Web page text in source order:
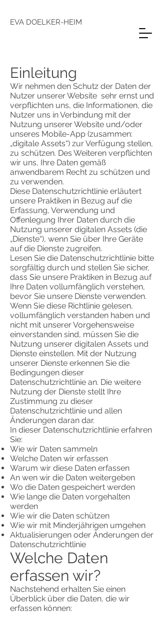
EVA DOELKER-HEIM
Einleitung
Wir nehmen den Schutz der Daten der
Nutzer unserer Website sehr ernst und
verpflichten uns, die Informationen, die
Nutzer uns in Verbindung mit der
Nutzung unserer Website und/oder
unseres Mobile-App (zusammen:
„digitale Assets“) zur Verfügung stellen,
zu schützen. Des Weiteren verpflichten
wir uns, Ihre Daten gemäß
anwendbarem Recht zu schützen und
zu verwenden.
Diese Datenschutzrichtlinie erläutert
unsere Praktiken in Bezug auf die
Erfassung, Verwendung und
Offenlegung Ihrer Daten durch die
Nutzung unserer digitalen Assets (die
„Dienste“), wenn Sie über Ihre Geräte
auf die Dienste zugreifen.
Lesen Sie die Datenschutzrichtlinie bitte
sorgfältig durch und stellen Sie sicher,
dass Sie unsere Praktiken in Bezug auf
Ihre Daten vollumfänglich verstehen,
bevor Sie unsere Dienste verwenden.
Wenn Sie diese Richtlinie gelesen,
vollumfänglich verstanden haben und
nicht mit unserer Vorgehensweise
einverstanden sind, müssen Sie die
Nutzung unserer digitalen Assets und
Dienste einstellen. Mit der Nutzung
unserer Dienste erkennen Sie die
Bedingungen dieser
Datenschutzrichtlinie an. Die weitere
Nutzung der Dienste stellt Ihre
Zustimmung zu dieser
Datenschutzrichtlinie und allen
Änderungen daran dar.
In dieser Datenschutzrichtlinie erfahren
Sie:
Wie wir Daten sammeln
Welche Daten wir erfassen
Warum wir diese Daten erfassen
An wen wir die Daten weitergeben
Wo die Daten gespeichert werden
Wie lange die Daten vorgehalten
werden
Wie wir die Daten schützen
Wie wir mit Minderjährigen umgehen
Aktualisierungen oder Änderungen der
Datenschutzrichtlinie
Welche Daten
erfassen wir?
Nachstehend erhalten Sie einen
Überblick über die Daten, die wir
erfassen können: